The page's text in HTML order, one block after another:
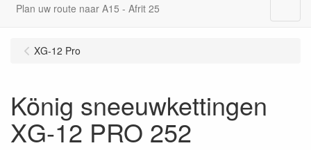
Plan uw route naar A15 - Afrit 25
XG-12 Pro
König sneeuwkettingen
XG-12 PRO 252